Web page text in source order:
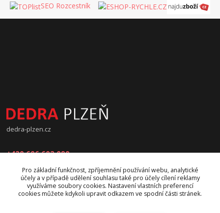
SEO Rozcestník
dedra-plzen.cz
+420 606 602 090
jana.beranova@atlas.cz
Pro základní funkčnost, zpříjemnění používání webu, analytické
účely a v případě udělení souhlasu také pro účely cílení reklamy
využíváme soubory cookies. Nastavení vlastních preferencí
cookies můžete kdykoli upravit odkazem ve spodní části stránek.